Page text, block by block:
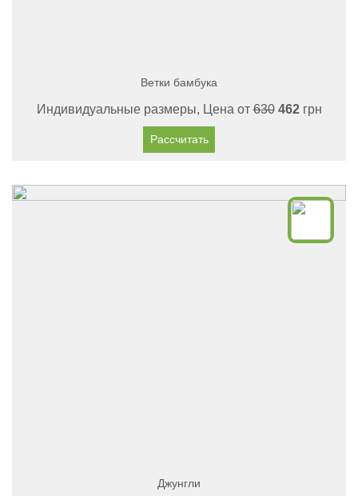
Ветки бамбука
Индивидуальные размеры, Цена от630 462грн
Рассчитать
Джунгли